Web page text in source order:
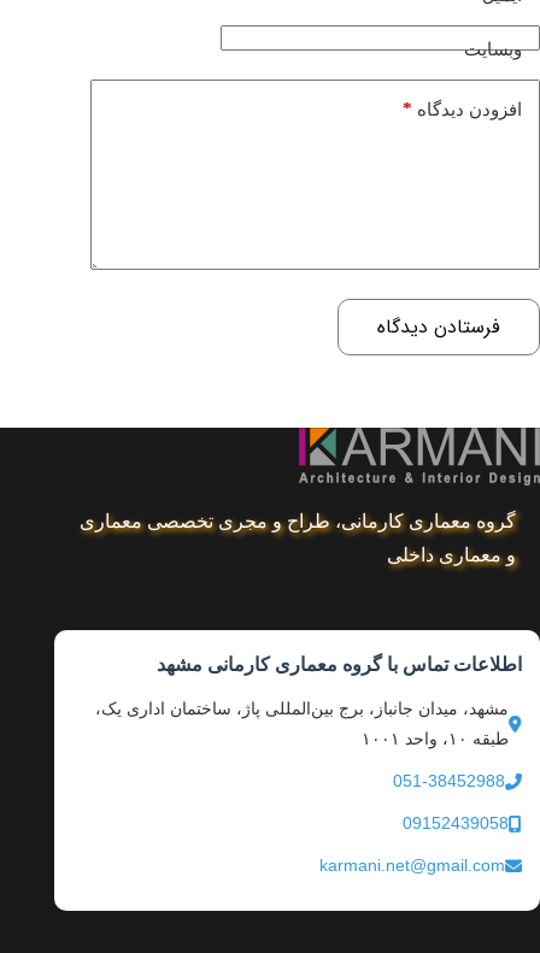
وبسایت
افزودن دیدگاه *
فرستادن دیدگاه
گروه معماری کارمانی، طراح و مجری تخصصی معماری
و معماری داخلی
اطلاعات تماس با گروه معماری کارمانی مشهد
مشهد، میدان جانباز، برج بین‌المللی پاژ، ساختمان اداری یک،
طبقه ۱۰، واحد ۱۰۰۱
051-38452988
09152439058
karmani.net@gmail.com